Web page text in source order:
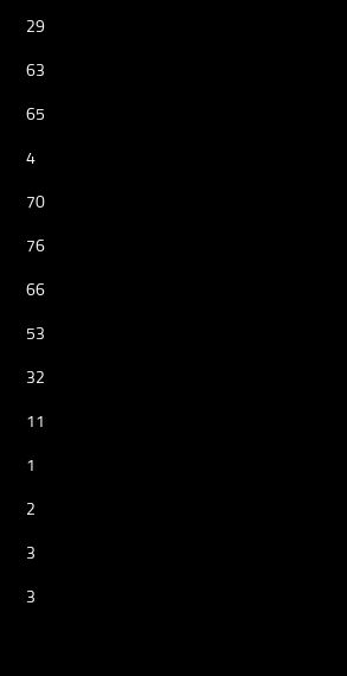
29
63
65
4
70
76
66
53
32
11
1
2
3
3